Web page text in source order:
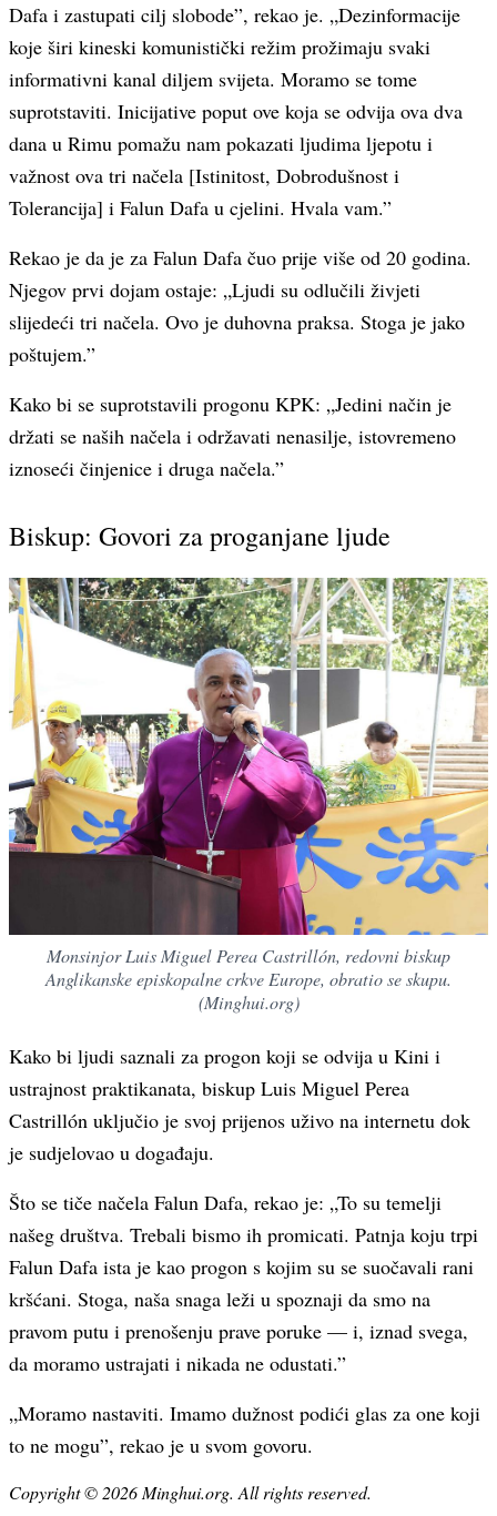
Dafa i zastupati cilj slobode”, rekao je. „Dezinformacije
koje širi kineski komunistički režim prožimaju svaki
informativni kanal diljem svijeta. Moramo se tome
suprotstaviti. Inicijative poput ove koja se odvija ova dva
dana u Rimu pomažu nam pokazati ljudima ljepotu i
važnost ova tri načela [Istinitost, Dobrodušnost i
Tolerancija] i Falun Dafa u cjelini. Hvala vam.”
Rekao je da je za Falun Dafa čuo prije više od 20 godina.
Njegov prvi dojam ostaje: „Ljudi su odlučili živjeti
slijedeći tri načela. Ovo je duhovna praksa. Stoga je jako
poštujem.”
Kako bi se suprotstavili progonu KPK: „Jedini način je
držati se naših načela i održavati nenasilje, istovremeno
iznoseći činjenice i druga načela.”
Biskup: Govori za proganjane ljude
Monsinjor Luis Miguel Perea Castrillón, redovni biskup
Anglikanske episkopalne crkve Europe, obratio se skupu.
(Minghui.org)
Kako bi ljudi saznali za progon koji se odvija u Kini i
ustrajnost praktikanata, biskup Luis Miguel Perea
Castrillón uključio je svoj prijenos uživo na internetu dok
je sudjelovao u događaju.
Što se tiče načela Falun Dafa, rekao je: „To su temelji
našeg društva. Trebali bismo ih promicati. Patnja koju trpi
Falun Dafa ista je kao progon s kojim su se suočavali rani
kršćani. Stoga, naša snaga leži u spoznaji da smo na
pravom putu i prenošenju prave poruke — i, iznad svega,
da moramo ustrajati i nikada ne odustati.”
„Moramo nastaviti. Imamo dužnost podići glas za one koji
to ne mogu”, rekao je u svom govoru.
Copyright © 2026 Minghui.org. All rights reserved.